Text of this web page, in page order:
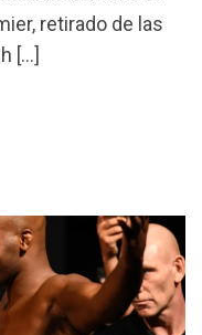
retirado de las
[…]